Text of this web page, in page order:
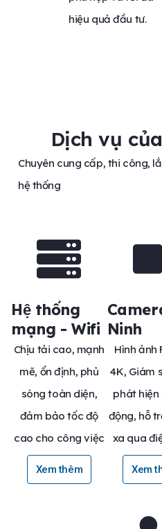
hiệu quả đầu tư.
Dịch vụ
Chuyên cung cấp, thi công,
hệ thống
Hệ thống
mạng - Wifi
Chịu tải cao, mạnh
mẽ, ổn định, phủ
sóng toàn diện,
đảm bảo tốc độ
cao cho công việc
Xem thêm
Ninh
Hình ảnh
4K, Giám
phát hiện
động, hỗ
xa qua
Xem